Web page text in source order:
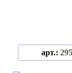
арт.: